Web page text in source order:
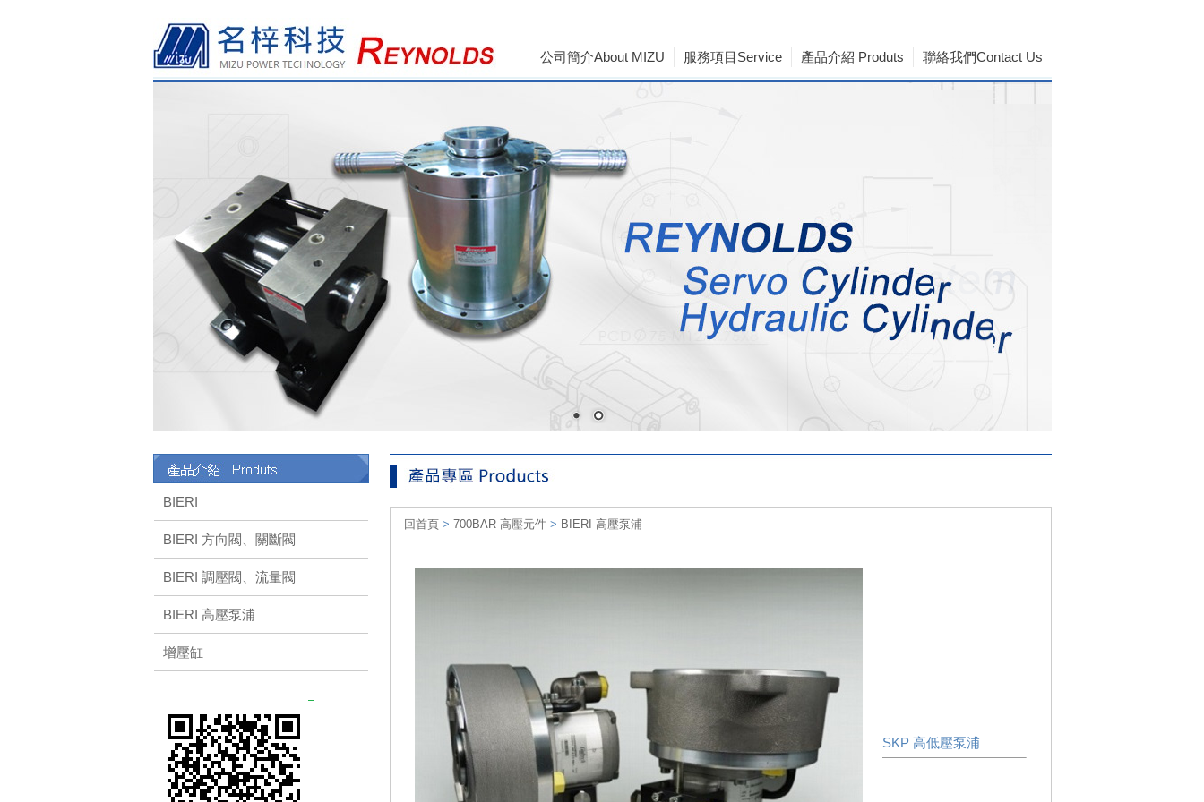
公司簡介About MIZU 服務項目Service 產品介紹 Produts 聯絡我們Contact Us
BIERI
BIERI 方向閥、關斷閥
BIERI 調壓閥、流量閥
BIERI 高壓泵浦
增壓缸
回首頁 > 700BAR 高壓元件 > BIERI 高壓泵浦
SKP 高低壓泵浦